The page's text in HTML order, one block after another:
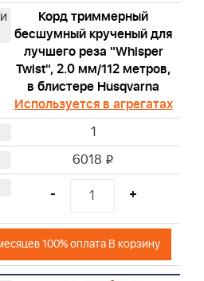
Корд триммерный
бесшумный крученый для
лучшего реза "Whisper
Twist", 2.0 мм/112 метров,
в блистере Husqvarna
Используется в агрегатах
1
6018 i
- +
100% оплата В корзину